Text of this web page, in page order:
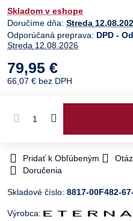
Skladom v eshope
Doručíme dňa: Streda
DPD -
Streda 12.08.2026
79,95 €
66,07 € bez DPH
Pridať k Obľúbeným
Doručenia
Skladové číslo: 8817-00F482-
Výrobca: